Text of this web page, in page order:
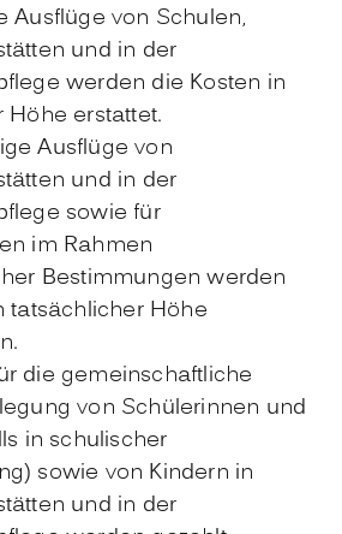
Ausflüge von Schulen,
und in der
werden die Kosten in
erstattet.
Ausflüge von
und in der
sowie für
im Rahmen
Bestimmungen werden
tatsächlicher Höhe
die gemeinschaftliche
von Schülerinnen und
in schulischer
sowie von Kindern in
und in der